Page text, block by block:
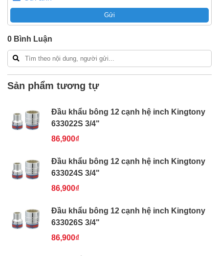
Nếu bạn cần thêm thông tin của
hệ hotline -024.2224.8888hoặc zalo -
Gửi
0 Bình Luận
Sản phẩm tương tự
Đầu khẩu bông 12 cạnh hệ inch Kingtony
633022S 3/4"
86,900₫
Đầu khẩu bông 12 cạnh hệ inch Kingtony
633024S 3/4"
86,900₫
Đầu khẩu bông 12 cạnh hệ inch Kingtony
633026S 3/4"
86,900₫